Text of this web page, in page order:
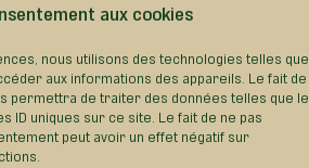
aux cookies
nous utilisons des technologies telles que
aux informations des appareils. Le fait de
permettra de traiter des données telles que le
ID uniques sur ce site. Le fait de ne pas
peut avoir un effet négatif sur
AU RÉPERTOIRE